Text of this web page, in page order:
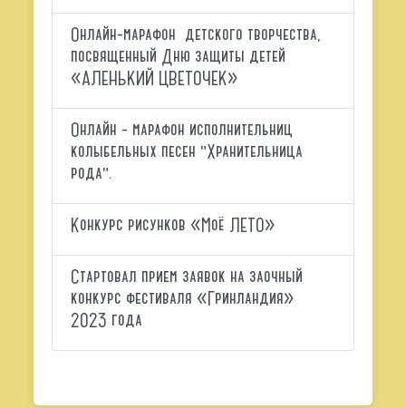
Онлайн-марафон детского творчества,
посвященный Дню защиты детей
«АЛЕНЬКИЙ ЦВЕТОЧЕК»
Oнлайн - марафон исполнительниц
колыбельных песен "Хранительница
рода".
Конкурс рисунков «Моё ЛЕТО»
Стартовал прием заявок на заочный
конкурс фестиваля «Гринландия»
2023 года